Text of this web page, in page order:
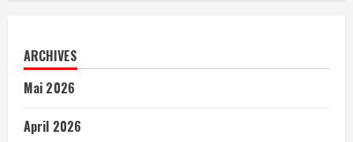
ARCHIVES
Mai 2026
April 2026